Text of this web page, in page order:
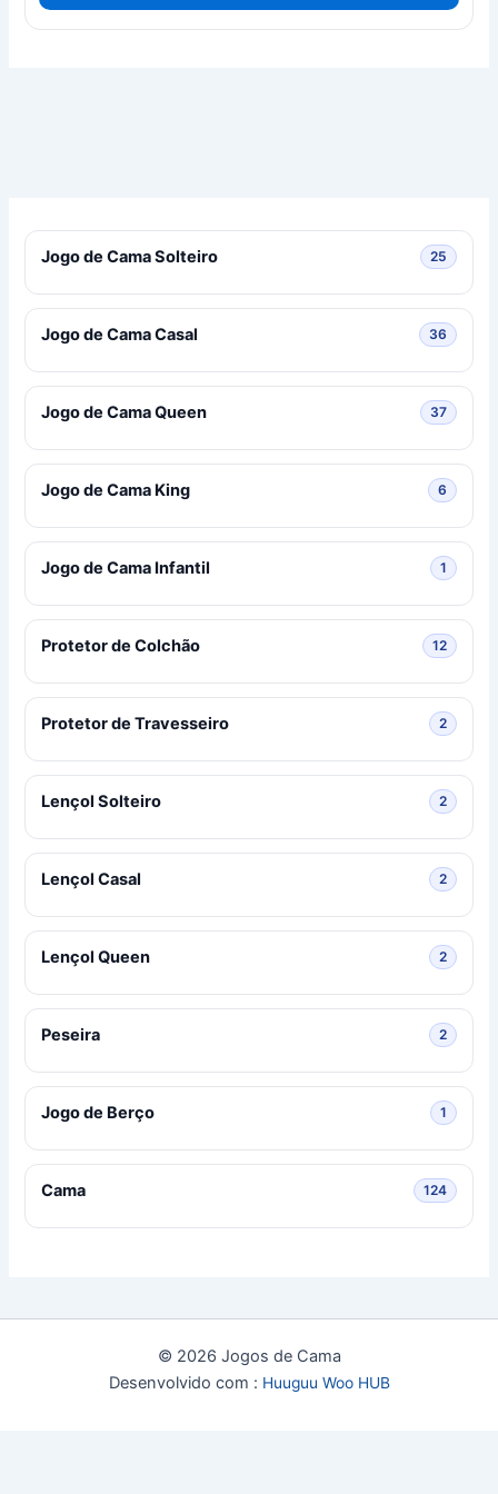
Jogo de Cama Solteiro 2525
Jogo de Cama Casal 3636
Jogo de Cama Queen 3737
Jogo de Cama King 66
Jogo de Cama Infantil 11
Protetor de Colchão 1212
Protetor de Travesseiro 22
Lençol Solteiro 22
Lençol Casal 22
Lençol Queen 22
Peseira 22
Jogo de Berço 11
Cama 124124
© 2026 Jogos de Cama
Desenvolvido com : Huuguu Woo HUB